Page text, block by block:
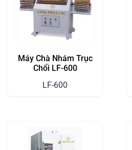
Máy Chà Nhám Trục
Chổi LF-600
LF-600